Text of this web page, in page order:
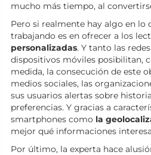
mucho más tiempo, al
Pero si realmente hay algo en lo
trabajando es en ofrecer a los
personalizadas. Y tanto las
dispositivos móviles posibilitan,
medida, la consecución de este
medios sociales, las
sus usuarios alertas sobre
preferencias. Y gracias a
smartphones como la
mejor qué informaciones
Por último, la experta hace